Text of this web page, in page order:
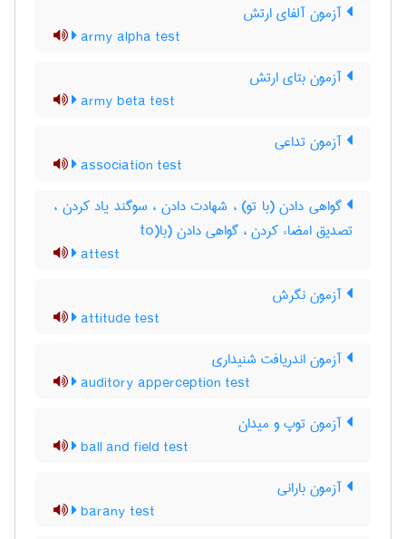
آزمون آلفای ارتش
army alpha test
آزمون بتای ارتش
army beta test
آزمون تداعی
association test
گواهی دادن (با تو) ، شهادت دادن ، سوگند یاد کردن ،
تصدیق امضاء کردن ، گواهی دادن (با(to
attest
آزمون نگرش
attitude test
آزمون اندریافت شنیداری
auditory apperception test
آزمون توپ و میدان
ball and field test
آزمون بارانی
barany test